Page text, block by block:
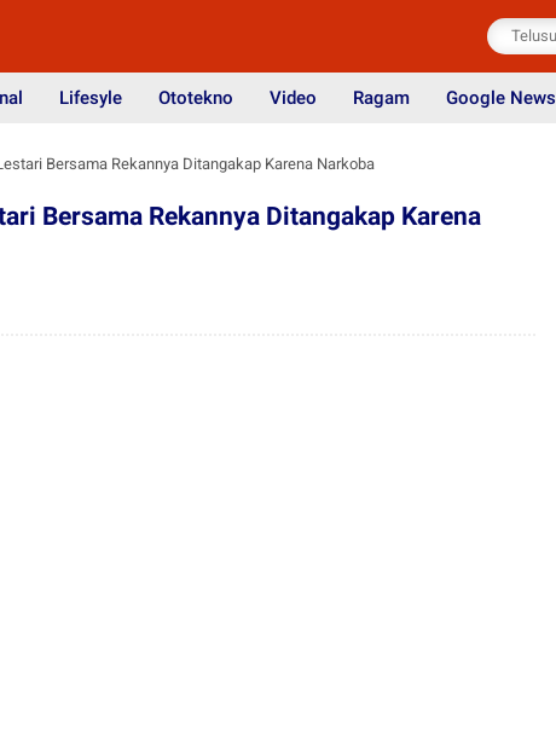
Lifesyle Ototekno Video Ragam Google News
Bersama Rekannya Ditangakap Karena Narkoba
Bersama Rekannya Ditangakap Karena